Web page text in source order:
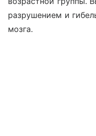
разрушением и
мозга.